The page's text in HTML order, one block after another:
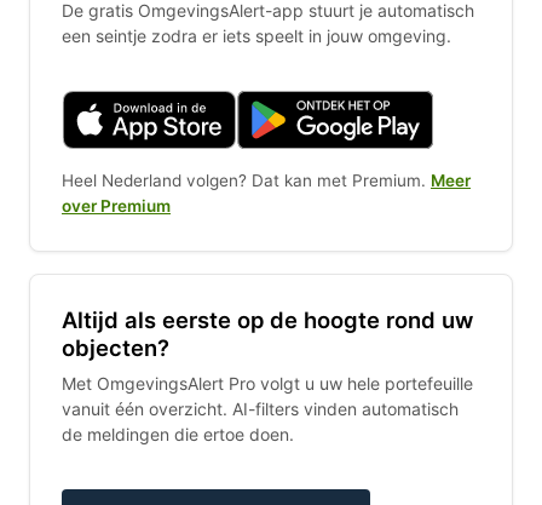
De gratis OmgevingsAlert-app stuurt je automatisch
een seintje zodra er iets speelt in jouw omgeving.
Heel Nederland volgen? Dat kan met Premium. Meer
over Premium
Altijd als eerste op de hoogte rond uw
objecten?
Met OmgevingsAlert Pro volgt u uw hele portefeuille
vanuit één overzicht. AI-filters vinden automatisch
de meldingen die ertoe doen.